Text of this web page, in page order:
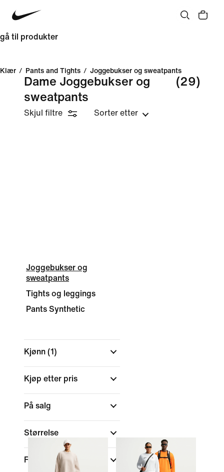
gå til produkter
Klær / Pants and Tights / Joggebukser og sweatpants
Dame Joggebukser og
sweatpants
(29)
Skjul filtre Sorter etter
Joggebukser og
sweatpants
Tights og leggings
Pants Synthetic
Kjønn (1)
Kjøp etter pris
På salg
Størrelse
Farge